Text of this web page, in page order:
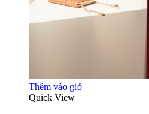
Thêm vào giỏ
Quick View